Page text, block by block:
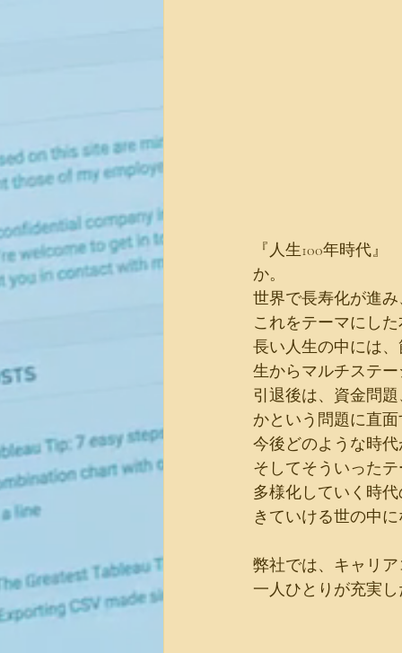
『人生100年時代
か。
世界で長寿化が進
これをテーマにし
長い人生の中には
生からマルチステ
引退後は、資金問
かという問題に直
今後どのような時
そしてそういった
多様化していく時
きていける世の中
弊社では、キャリ
一人ひとりが充実